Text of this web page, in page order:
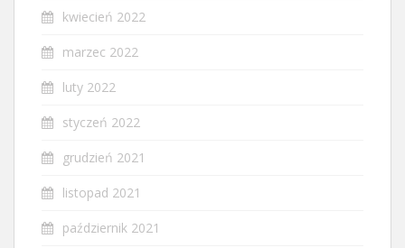
kwiecień 2022
marzec 2022
luty 2022
styczeń 2022
grudzień 2021
listopad 2021
październik 2021